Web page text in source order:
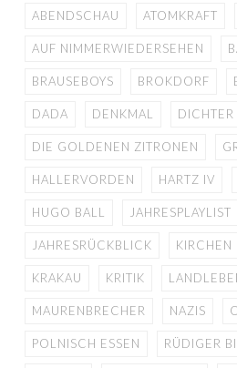
ABENDSCHAU ATOMKRAFT
AUF NIMMERWIEDERSEHEN
BRAUSEBOYS BROKDORF
DADA DENKMAL
DIE GOLDENEN ZITRONEN
HALLERVORDEN HARTZ IV
HUGO BALL JAHRESPLAYLIST
JAHRESRÜCKBLICK KIRCHEN
KRAKAU KRITIK
MAURENBRECHER NAZIS
POLNISCH ESSEN RÜDIGER